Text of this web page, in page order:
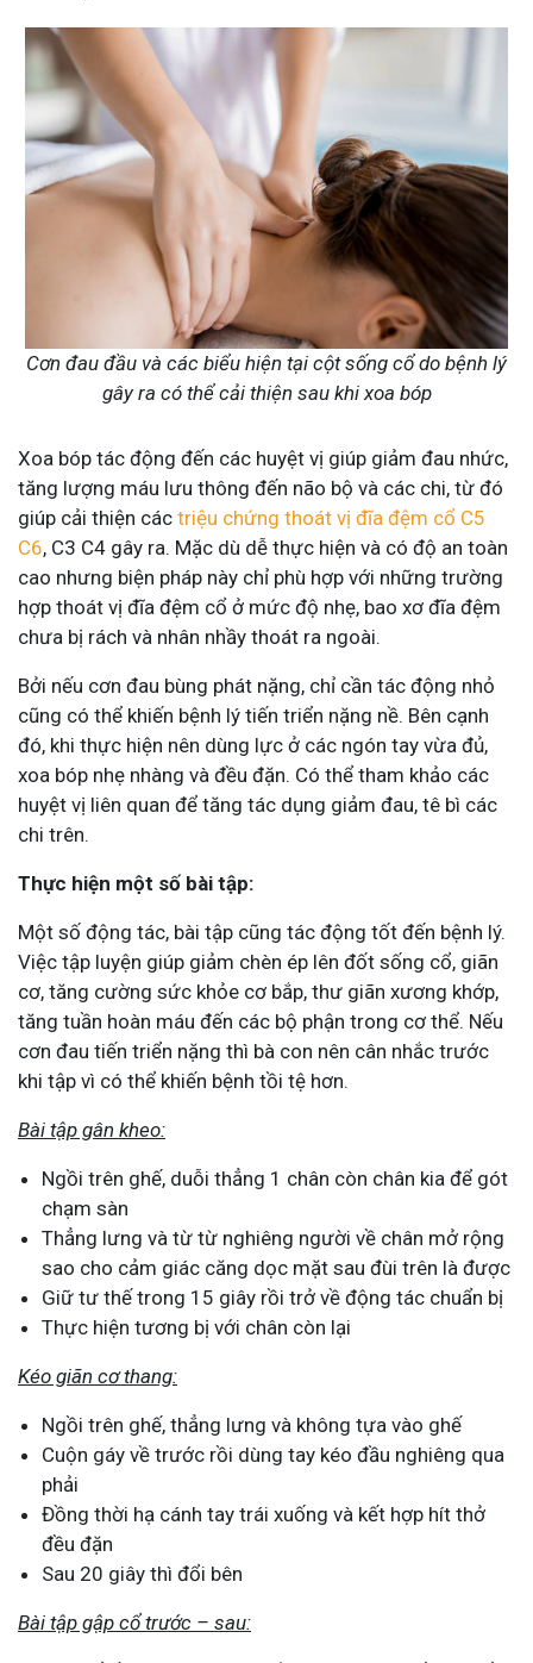
Cơn đau đầu và các biểu hiện tại cột sống cổ do bệnh lý
gây ra có thể cải thiện sau khi xoa bóp
Xoa bóp tác động đến các huyệt vị giúp giảm đau nhức,
tăng lượng máu lưu thông đến não bộ và các chi, từ đó
giúp cải thiện các triệu chứng thoát vị đĩa đệm cổ C5
C6, C3 C4 gây ra. Mặc dù dễ thực hiện và có độ an toàn
cao nhưng biện pháp này chỉ phù hợp với những trường
hợp thoát vị đĩa đệm cổ ở mức độ nhẹ, bao xơ đĩa đệm
chưa bị rách và nhân nhầy thoát ra ngoài.
Bởi nếu cơn đau bùng phát nặng, chỉ cần tác động nhỏ
cũng có thể khiến bệnh lý tiến triển nặng nề. Bên cạnh
đó, khi thực hiện nên dùng lực ở các ngón tay vừa đủ,
xoa bóp nhẹ nhàng và đều đặn. Có thể tham khảo các
huyệt vị liên quan để tăng tác dụng giảm đau, tê bì các
chi trên.
Thực hiện một số bài tập:
Một số động tác, bài tập cũng tác động tốt đến bệnh lý.
Việc tập luyện giúp giảm chèn ép lên đốt sống cổ, giãn
cơ, tăng cường sức khỏe cơ bắp, thư giãn xương khớp,
tăng tuần hoàn máu đến các bộ phận trong cơ thể. Nếu
cơn đau tiến triển nặng thì bà con nên cân nhắc trước
khi tập vì có thể khiến bệnh tồi tệ hơn.
Bài tập gân kheo:
Ngồi trên ghế, duỗi thẳng 1 chân còn chân kia để gót
chạm sàn
Thẳng lưng và từ từ nghiêng người về chân mở rộng
sao cho cảm giác căng dọc mặt sau đùi trên là được
Giữ tư thế trong 15 giây rồi trở về động tác chuẩn bị
Thực hiện tương bị với chân còn lại
Kéo giãn cơ thang:
Ngồi trên ghế, thẳng lưng và không tựa vào ghế
Cuộn gáy về trước rồi dùng tay kéo đầu nghiêng qua
phải
Đồng thời hạ cánh tay trái xuống và kết hợp hít thở
đều đặn
Sau 20 giây thì đổi bên
Bài tập gập cổ trước – sau: